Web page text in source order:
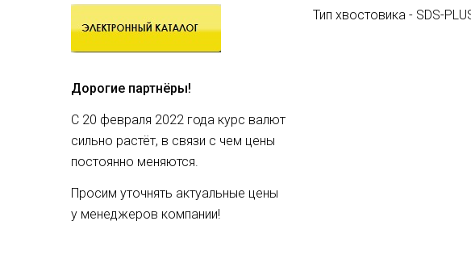
Дорогие партнёры!
С 20 февраля 2022 года курс валют
сильно растёт, в связи с чем цены
постоянно меняются.
Просим уточнять актуальные цены
у менеджеров компании!
Тип хвостовика - SDS-